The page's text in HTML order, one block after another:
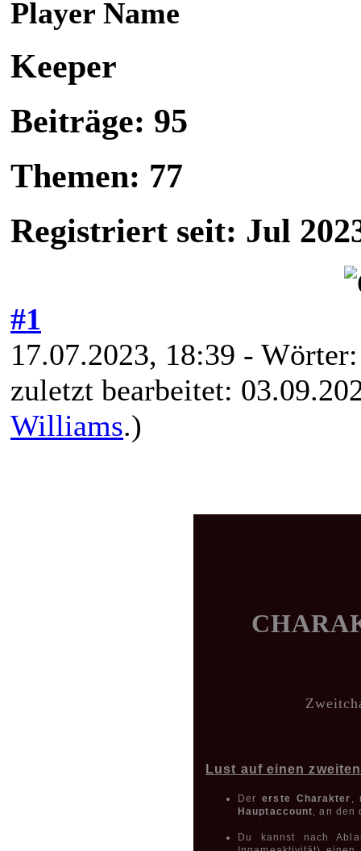
Player Name
Keeper
Beiträge: 95
Themen: 77
Registriert seit: Jul
#1
17.07.2023, 18:39 -
zuletzt bearbeitet:
Williams.)
Lust auf einen
Dererste Charakter ,
Hauptaccount, an den
Du kannst nach